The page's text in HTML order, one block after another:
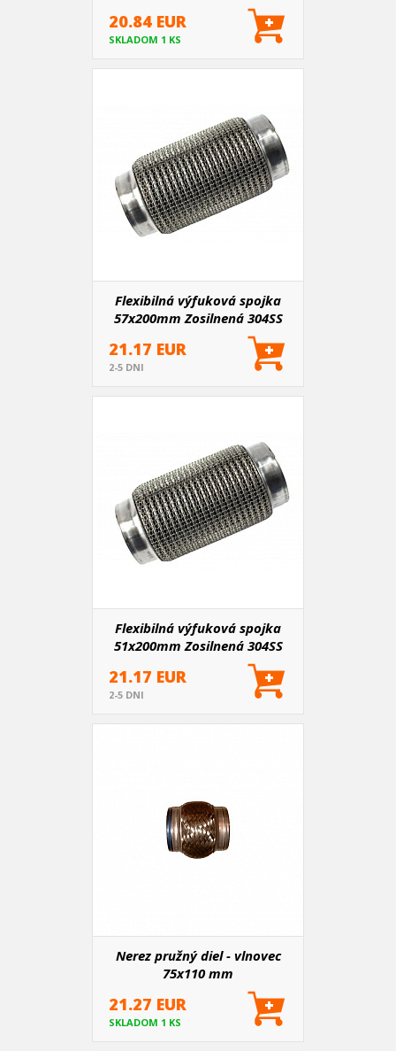
20.84 EUR
SKLADOM 1 KS
Flexibilná výfuková spojka
57x200mm Zosilnená 304SS
21.17 EUR
2-5 DNI
Flexibilná výfuková spojka
51x200mm Zosilnená 304SS
21.17 EUR
2-5 DNI
Nerez pružný diel - vlnovec
75x110 mm
21.27 EUR
SKLADOM 1 KS